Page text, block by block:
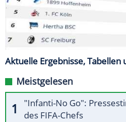
Aktuelle Ergebnisse, Tabellen
Meistgelesen
"Infanti-No Go":
des FIFA-Chefs